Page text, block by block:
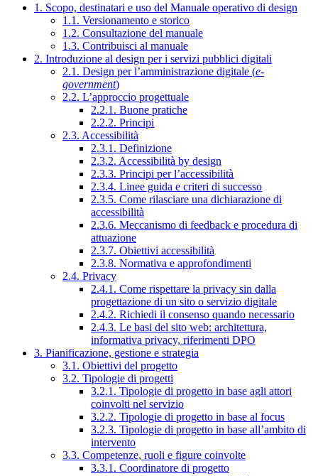
1. Scopo, destinatari e uso del Manuale operativo di design
1.1. Versionamento e storico
1.2. Consultazione del manuale
1.3. Contribuisci al manuale
2. Introduzione al design per i servizi pubblici digitali
2.1. Design per l’amministrazione digitale (e-
government)
2.2. L’approccio progettuale
2.2.1. Buone pratiche
2.2.2. Principi
2.3. Accessibilità
2.3.1. Definizione
2.3.2. Accessibilità by design
2.3.3. Principi per l’accessibilità
2.3.4. Linee guida e criteri di successo
2.3.5. Come rilasciare una dichiarazione di
accessibilità
2.3.6. Meccanismo di feedback e procedura di
attuazione
2.3.7. Obiettivi accessibilità
2.3.8. Normativa e approfondimenti
2.4. Privacy
2.4.1. Come rispettare la privacy sin dalla
progettazione di un sito o servizio digitale
2.4.2. Richiedi il consenso quando necessario
2.4.3. Le basi del sito web: architettura,
informativa privacy, riferimenti DPO
3. Pianificazione, gestione e strategia
3.1. Obiettivi del progetto
3.2. Tipologie di progetti
3.2.1. Tipologie di progetto in base agli attori
coinvolti nel servizio
3.2.2. Tipologie di progetto in base al focus
3.2.3. Tipologie di progetto in base all’ambito di
intervento
3.3. Competenze, ruoli e figure coinvolte
3.3.1. Coordinatore di progetto